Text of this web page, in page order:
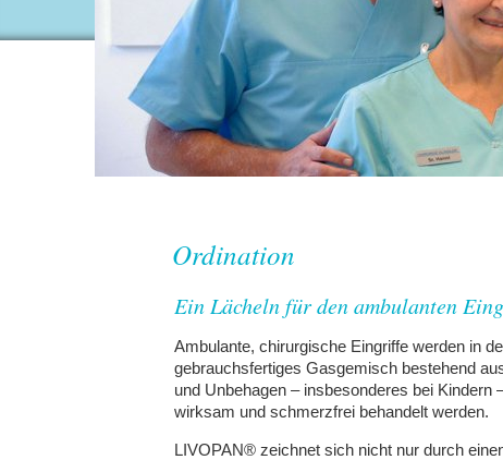
Ordination
Ein Lächeln für den ambulanten
Ambulante, chirurgische Eingriffe werden in
gebrauchsfertiges Gasgemisch bestehend
und Unbehagen – insbesonderes bei
wirksam und schmerzfrei behandelt werden.
LIVOPAN® zeichnet sich nicht nur durch